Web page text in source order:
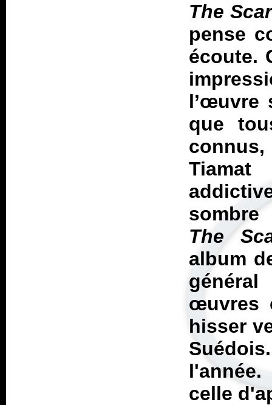
The
pense
écoute.
l’œuvre
que
sombre
The
album
œuvres
hisser
celle